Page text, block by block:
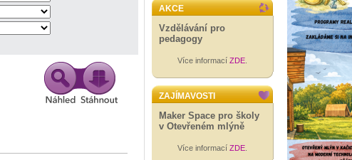
AKCE
Vzdělávání pro
pedagogy
Více informací ZDE
ZAJÍMAVOSTI
Maker Space pro školy
v Otevřeném mlýně
Více informací ZDE